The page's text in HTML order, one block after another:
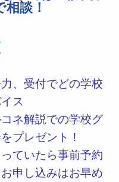
談！
、受付でどの学校
ス
ネ解説での学校グ
プレゼント！
ていたら事前予約
申し込みはお早め